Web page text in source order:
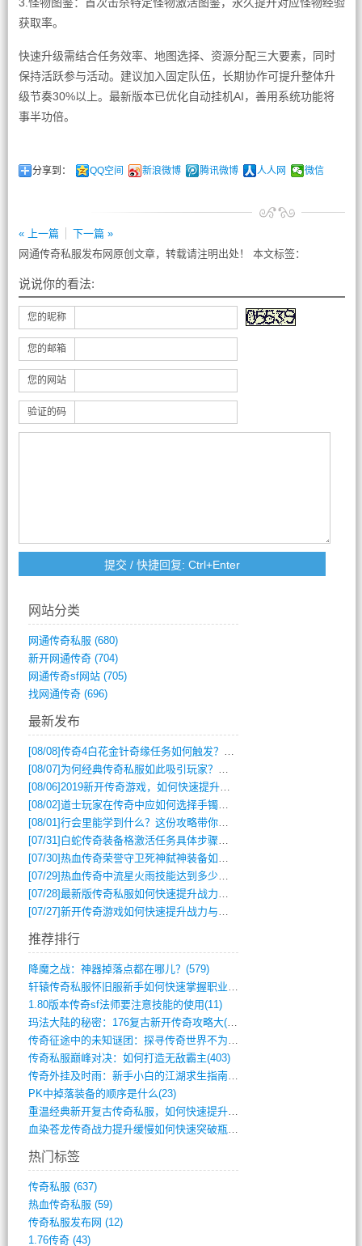
获取率。
快速升级需结合任务效率、地图选择、资源分配三大要素，同时
保持活跃参与活动。建议加入固定队伍，长期协作可提升整体升
级节奏30%以上。最新版本已优化自动挂机AI，善用系统功能将
事半功倍。
分享到： QQ空间 新浪微博 腾讯微博 人人网 微信
« 上一篇
下一篇 »
网通传奇私服发布网原创文章，转载请注明出处！ 本文标签：
说说你的看法:
您的昵称
您的邮箱
您的网站
验证的码
网站分类
网通传奇私服 (680)
新开网通传奇(704)
网通传奇sf网站(705)
找网通传奇(696)
最新发布
[08/08]传奇4白花金针奇缘任务如何触发？完整攻略解析
[08/07] 为何经典传奇私服如此吸引玩家？深度攻略解析
[08/06]2019新开传奇游戏，如何快速提升角色等级？
[08/02]道士玩家在传奇中应如何选择手镯装备？
[08/01]行会里能学到什么？这份攻略带你全掌握
[07/31] 白蛇传奇装备格激活任务具体步骤是什么？如何完成？
[07/30]热血传奇荣誉守卫死神弑神装备如何获取与佩戴攻略？
[07/29]热血传奇中流星火雨技能达到多少级可以开始练装备？
[07/28]最新版传奇私服如何快速提升战力与获取稀有装备？
[07/27]新开传奇游戏如何快速提升战力与获取稀有装备？
推荐排行
降魔之战：神器掉落点都在哪儿？(579)
轩辕传奇私服怀旧服新手如何快速掌握职业选(993)
1.80版本传奇sf法师要注意技能的使用(11)
玛法大陆的秘密：176复古新开传奇攻略大(486)
传奇征途中的未知谜团：探寻传奇世界不为人(595)
传奇私服巅峰对决：如何打造无敌霸主(403)
传奇外挂及时雨：新手小白的江湖求生指南(802)
PK中掉落装备的顺序是什么(23)
重温经典新开复古传奇私服，如何快速提升等(392)
血染苍龙传奇战力提升缓慢如何快速突破瓶颈(654)
热门标签
传奇私服 (637)
热血传奇私服 (59)
传奇私服发布网 (12)
1.76传奇(43)